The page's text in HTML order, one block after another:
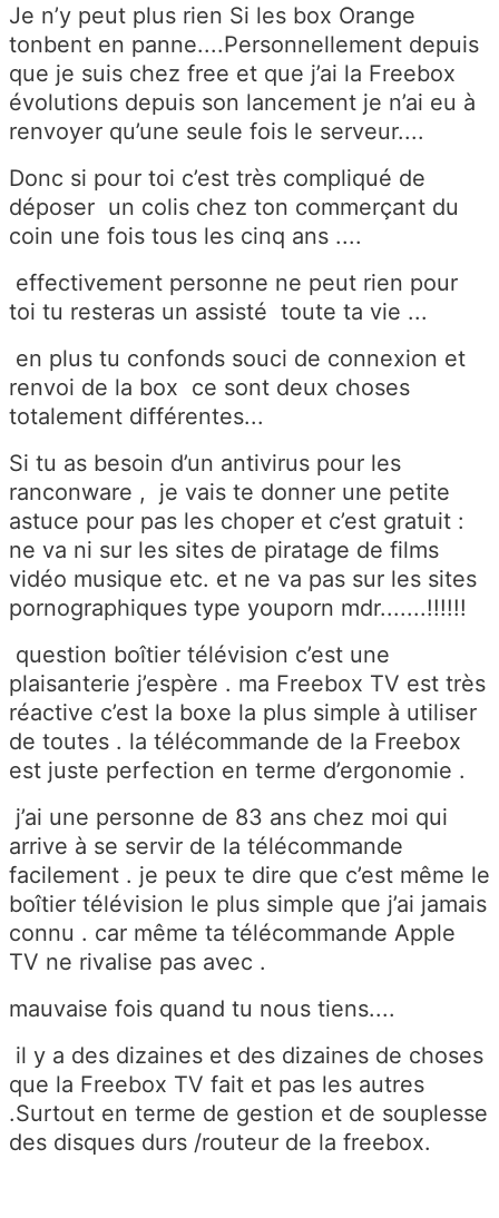
Je n’y peut plus rien Si les box Orange
tonbent en panne....Personnellement depuis
que je suis chez free et que j’ai la Freebox
évolutions depuis son lancement je n’ai eu à
renvoyer qu’une seule fois le serveur....
Donc si pour toi c’est très compliqué de
déposer un colis chez ton commerçant du
coin une fois tous les cinq ans ....
effectivement personne ne peut rien pour
toi tu resteras un assisté toute ta vie ...
en plus tu confonds souci de connexion et
renvoi de la box ce sont deux choses
totalement différentes...
Si tu as besoin d’un antivirus pour les
ranconware , je vais te donner une petite
astuce pour pas les choper et c’est gratuit :
ne va ni sur les sites de piratage de films
vidéo musique etc. et ne va pas sur les sites
pornographiques type youporn mdr.......!!!!!!
question boîtier télévision c’est une
plaisanterie j’espère . ma Freebox TV est très
réactive c’est la boxe la plus simple à utiliser
de toutes . la télécommande de la Freebox
est juste perfection en terme d’ergonomie .
j’ai une personne de 83 ans chez moi qui
arrive à se servir de la télécommande
facilement . je peux te dire que c’est même le
boîtier télévision le plus simple que j’ai jamais
connu . car même ta télécommande Apple
TV ne rivalise pas avec .
mauvaise fois quand tu nous tiens....
il y a des dizaines et des dizaines de choses
que la Freebox TV fait et pas les autres
.Surtout en terme de gestion et de souplesse
des disques durs /routeur de la freebox.